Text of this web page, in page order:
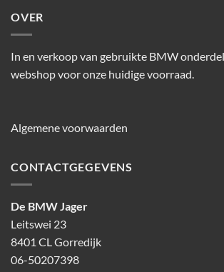
OVER
In en verkoop van gebruikte BMW
webshop voor onze huidige voorraad.
Algemene voorwaarden
CONTACTGEGEVENS
De BMW Jager
Leitswei 23
8401 CL Gorredijk
06-50207398